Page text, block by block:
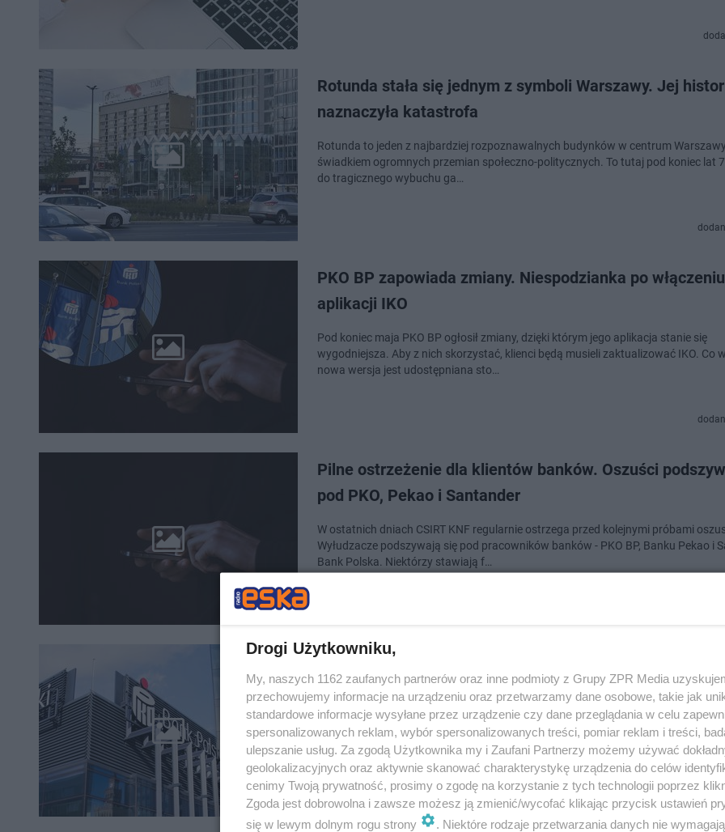
Rotunda stała się jednym z symboli Warszawy. Jej
naznaczyła katastrofa
Rotunda to jeden z najbardziej rozpoznawalnych budynków w centrum
świadkiem ogromnych przemian społeczno-politycznych. To tutaj pod koniec lat
do tragicznego wybuchu ga…
PKO BP zapowiada zmiany. Niespodzianka po włączeniu
aplikacji IKO
Pod koniec maja PKO BP ogłosił zmiany, dzięki którym jego aplikacja stanie się
wygodniejsza. Aby z nich skorzystać, klienci będą musieli zaktualizować IKO. Co
nowa wersja jest udostępniana sto…
Pilne ostrzeżenie dla klientów banków. Oszuści
pod PKO, Pekao i Santander
W ostatnich dniach CSIRT KNF regularnie ostrzega przed kolejnymi próbami
Wyłudzacze podszywają się pod pracowników banków - PKO BP, Banku Pekao i
Bank Polska. Niektórzy stawiają f…
PKO BP zapowiada utrudnienia dla klientów. Z tych usług
skorzystasz
Klienci PKO BP muszą się spodziewać utrudnień. Największy polski bank
bowiem prace techniczne, w czasie których część usług nie będzie dostępna.
dokładnie się odbędą? Co nie będzie…
Drogi Użytkowniku,
My, naszych 1162 zaufanych partnerów oraz inne podmioty z Grupy ZPR Media
przechowujemy informacje na urządzeniu oraz przetwarzamy dane osobowe, takie jak
standardowe informacje wysyłane przez urządzenie czy dane przeglądania w celu
spersonalizowanych reklam, wybór spersonalizowanych treści, pomiar reklam i treści,
ulepszanie usług. Za zgodą Użytkownika my i Zaufani Partnerzy możemy używać
geolokalizacyjnych oraz aktywnie skanować charakterystykę urządzenia do celów
cenimy Twoją prywatność, prosimy o zgodę na korzystanie z tych technologii poprzez
Zgoda jest dobrowolna i zawsze możesz ją zmienić/wycofać klikając przycisk ustawień
się w lewym dolnym rogu strony
. Niektóre rodzaje przetwarzania danych nie